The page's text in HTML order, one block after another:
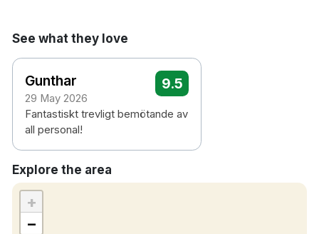
See what they love
Gunthar
29 May 2026
9.5
Fantastiskt trevligt bemötande av
all personal!
Explore the area
+
−